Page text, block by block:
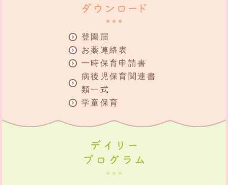
登園届
お薬連絡表
一時保育申請書
病後児保育関連書
類一式
学童保育